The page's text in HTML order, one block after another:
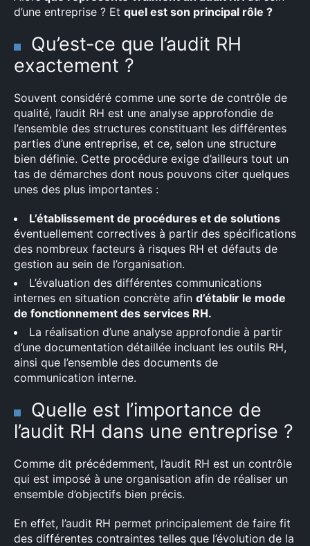
d’une entreprise ? Et quel est son principal rôle ?
Qu’est-ce que l’audit RH
exactement ?
Souvent considéré comme une sorte de contrôle de
qualité, l’audit RH est une analyse approfondie de
l’ensemble des structures constituant les différentes
parties d’une entreprise, et ce, selon une structure
bien définie. Cette procédure exige d’ailleurs tout un
tas de démarches dont nous pouvons citer quelques
unes des plus importantes :
L’établissement de procédures et de solutions
éventuellement correctives à partir des spécifications
des nombreux facteurs à risques RH et défauts de
gestion au sein de l’organisation.
L’évaluation des différentes communications
internes en situation concrète afin d’établir le mode
de fonctionnement des services RH.
La réalisation d’une analyse approfondie à partir
d’une documentation détaillée incluant les outils RH,
ainsi que l’ensemble des documents de
communication interne.
Quelle est l’importance de
l’audit RH dans une entreprise ?
Comme dit précédemment, l’audit RH est un contrôle
qui est imposé à une organisation afin de réaliser un
ensemble d’objectifs bien précis.
En effet, l’audit RH permet principalement de faire fit
des différentes contraintes telles que l’évolution de la